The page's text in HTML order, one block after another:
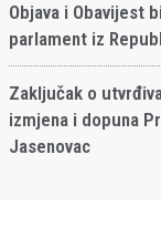
Objava i Obavijest
parlament iz
Zaključak o
izmjena i dopuna
Jasenovac